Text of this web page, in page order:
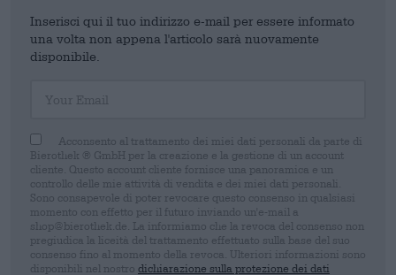
Inserisci qui il tuo indirizzo e-mail per essere informato
una volta non appena l'articolo sarà nuovamente
disponibile.
Acconsento al trattamento dei miei dati personali da parte di
Bierothek ® GmbH per la creazione e la gestione di un account
cliente. Questo account cliente fornisce una panoramica e un
controllo delle mie attività di vendita e dei miei dati personali.
Sono consapevole di poter revocare questo consenso in qualsiasi
momento con effetto per il futuro inviando un'e-mail a
shop@bierothek.de. La informiamo che la revoca del consenso non
pregiudica la liceità del trattamento effettuato sulla base del suo
consenso fino al momento della revoca. Ulteriori informazioni sono
disponibili nel nostro dichiarazione sulla protezione dei dati